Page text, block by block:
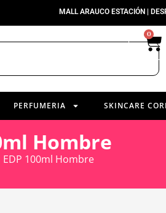
MALL ARAUCO ESTACIÓN |
0
PERFUMERIA SKINCARE
Hombre
100ml Hombre